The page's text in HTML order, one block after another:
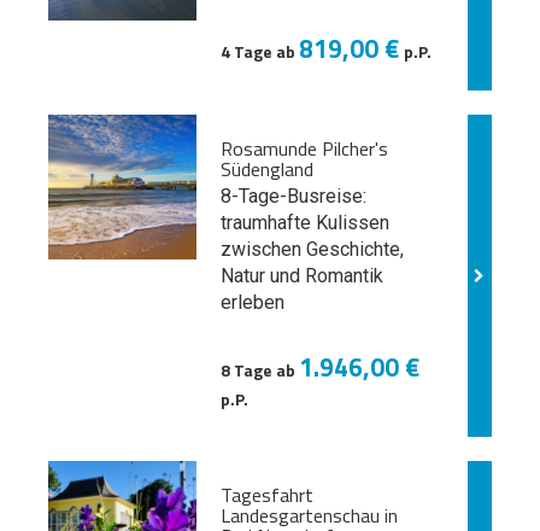
4 Tage ab 819,00 € p.P.
Rosamunde Pilcher's
Südengland
8-Tage-Busreise:
traumhafte Kulissen
zwischen Geschichte,
Natur und Romantik
erleben
8 Tage ab 1.946,00 €
p.P.
Tagesfahrt
Landesgartenschau in